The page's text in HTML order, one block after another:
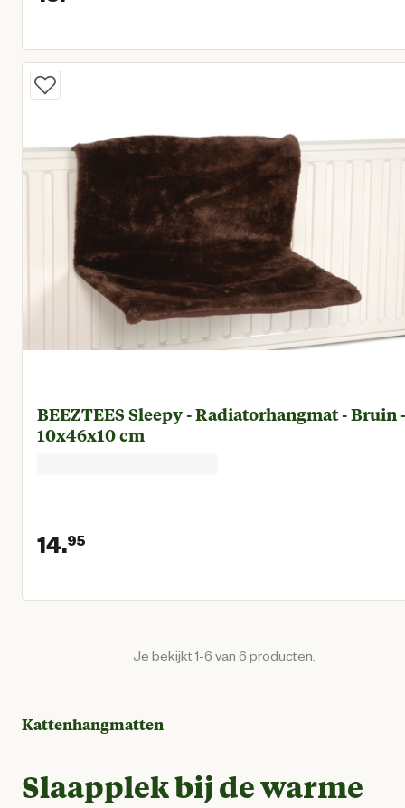
Huidige prijs € 15,95
BEEZTEES Sleepy - Radiatorhangmat - Bruin -
10x46x10 cm
14.95
Huidige prijs € 14,95
Je bekijkt 1-6 van 6 producten.
Kattenhangmatten
Slaapplek bij de warme